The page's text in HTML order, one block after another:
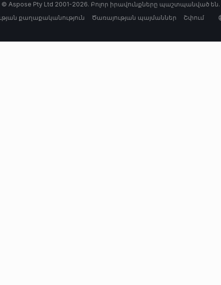
© Aspose Pty Ltd 2001-2026. Բոլոր իրավունքները պաշտպանված են.
քաղաքականություն
Ծառայության պայմաններ Շփում